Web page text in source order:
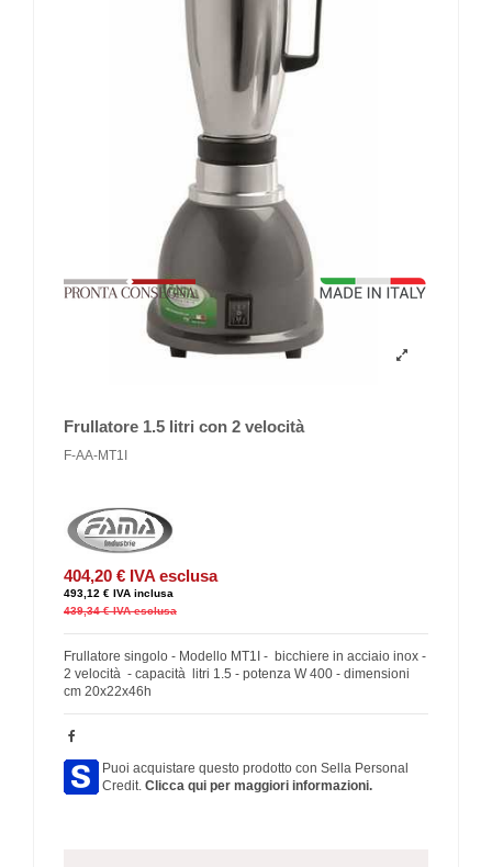
Frullatore 1.5 litri con 2 velocità
F-AA-MT1I
404,20 € IVA esclusa
493,12 € IVA inclusa
439,34 € IVA esclusa
Frullatore singolo - Modello MT1I - bicchiere in acciaio inox -
2 velocità - capacità litri 1.5 - potenza W 400 - dimensioni
cm 20x22x46h
Puoi acquistare questo prodotto con Sella Personal
Credit. Clicca qui per maggiori informazioni.